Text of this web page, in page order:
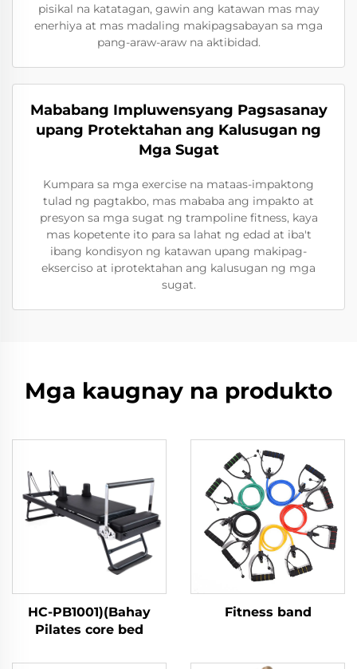
pisikal na katatagan, gawin ang katawan mas may
enerhiya at mas madaling makipagsabayan sa mga
pang-araw-araw na aktibidad.
Mababang Impluwensyang Pagsasanay
upang Protektahan ang Kalusugan ng
Mga Sugat
Kumpara sa mga exercise na mataas-impaktong
tulad ng pagtakbo, mas mababa ang impakto at
presyon sa mga sugat ng trampoline fitness, kaya
mas kopetente ito para sa lahat ng edad at iba't
ibang kondisyon ng katawan upang makipag-
ekserciso at iprotektahan ang kalusugan ng mga
sugat.
Mga kaugnay na produkto
HC-PB1001)(Bahay
Pilates core bed
Fitness band